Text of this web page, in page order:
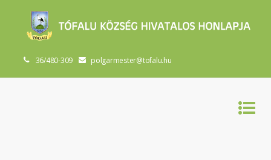
36/480-309 polgarmester@tofalu.hu